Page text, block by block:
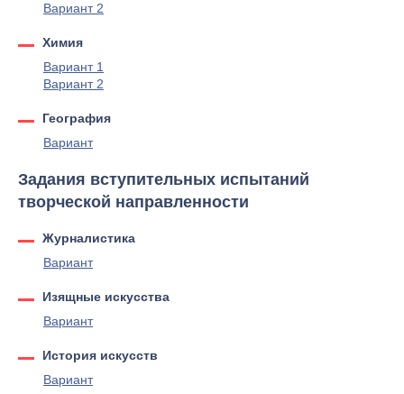
Вариант 2
Химия
Вариант 1
Вариант 2
География
Вариант
Задания вступительных испытаний
творческой направленности
Журналистика
Вариант
Изящные искусства
Вариант
История искусств
Вариант